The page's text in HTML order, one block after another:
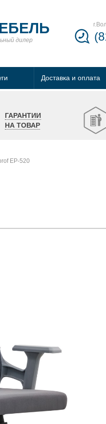
дилер
Доставка и оплата
ГАРАНТИИ
НА ТОВАР
EP-520